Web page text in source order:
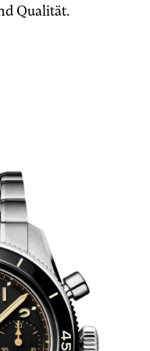
Qualität.